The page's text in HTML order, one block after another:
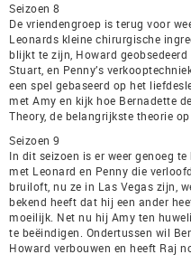
Seizoen 8
De vriendengroep is terug voor
Leonards kleine chirurgische
blijkt te zijn, Howard
Stuart, en Penny’s
een spel gebaseerd op het
met Amy en kijk hoe Bernadette
Theory, de belangrijkste theorie
Seizoen 9
In dit seizoen is er weer genoeg
met Leonard en Penny die
bruiloft, nu ze in Las Vegas zijn,
bekend heeft dat hij een ander
moeilijk. Net nu hij Amy ten
te beëindigen. Ondertussen wil
Howard verbouwen en heeft Raj